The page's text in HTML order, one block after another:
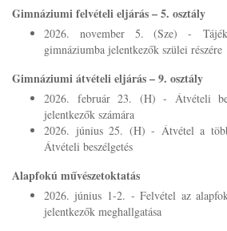
Gimnáziumi felvételi eljárás – 5. osztály
2026. november 5. (Sze) -
gimnáziumba jelentkezők szülei részére
Gimnáziumi átvételi eljárás – 9. osztály
2026. február 23. (H) - Átvételi
jelentkezők számára
2026. június 25. (H) - Átvétel a
Átvételi beszélgetés
Alapfokú művészetoktatás
2026. június 1-2. - Felvétel az
jelentkezők meghallgatása